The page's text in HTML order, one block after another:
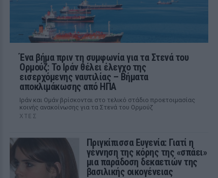
Ένα βήμα πριν τη συμφωνία για τα Στενά του
Ορμούζ: Το Ιράν θέλει έλεγχο της
εισερχόμενης ναυτιλίας – Βήματα
αποκλιμάκωσης από ΗΠΑ
Ιράν και Ομάν βρίσκονται στο τελικό στάδιο προετοιμασίας
κοινής ανακοίνωσης για τα Στενά του Ορμούζ
ΧΤΕΣ
Πριγκίπισσα Ευγενία: Γιατί η
γέννηση της κόρης της «σπάει»
μια παράδοση δεκαετιών της
βασιλικής οικογένειας